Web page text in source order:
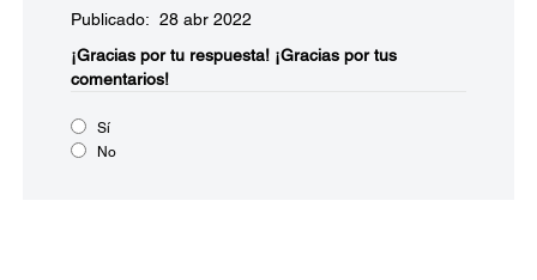
Publicado: 28 abr 2022
¡Gracias por tu respuesta! ¡Gracias por tus
comentarios!
Sí
No